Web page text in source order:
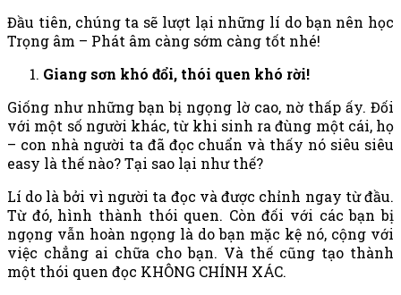
Đầu tiên, chúng ta sẽ lượt lại những lí do bạn nên học
Trọng âm – Phát âm càng sớm càng tốt nhé!
Giang sơn khó đổi, thói quen khó rời!
Giống như những bạn bị ngọng lờ cao, nờ thấp ấy. Đối
với một số người khác, từ khi sinh ra đùng một cái, họ
– con nhà người ta đã đọc chuẩn và thấy nó siêu siêu
easy là thế nào? Tại sao lại như thế?
Lí do là bởi vì người ta đọc và được chỉnh ngay từ đầu.
Từ đó, hình thành thói quen. Còn đối với các bạn bị
ngọng vẫn hoàn ngọng là do bạn mặc kệ nó, cộng với
việc chẳng ai chữa cho bạn. Và thế cũng tạo thành
một thói quen đọc KHÔNG CHÍNH XÁC.